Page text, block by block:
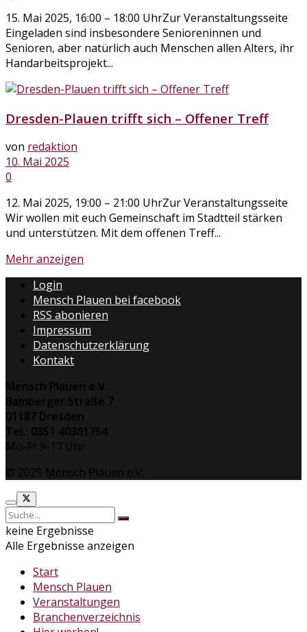
15. Mai 2025, 16:00 – 18:00 UhrZur Veranstaltungsseite
Eingeladen sind insbesondere Senioreninnen und
Senioren, aber natürlich auch Menschen allen Alters, ihr
Handarbeitsprojekt...
Dresden-Plauen trifft sich – Offener Treff
von redaktion
10. Mai 2025
0
12. Mai 2025, 19:00 – 21:00 UhrZur Veranstaltungsseite
Wir wollen mit euch Gemeinschaft im Stadtteil stärken
und unterstützen. Mit dem offenen Treff...
Mehr anzeigen
Login
Mensch Plauen bei facebook
RSS abonieren
Impressum
Datenschutzerklärung
Kontakt
Mensch Plauen e.V.
Bamberger Straße 7
01187 Dresden
Tel.: 0351 40361754
Mo-Fr 9-17 Uhr
© 2025 Mensch Plauen e.V.
keine Ergebnisse
Alle Ergebnisse anzeigen
Start
Mensch Plauen
Veranstaltungen
Branchenverzeichnis